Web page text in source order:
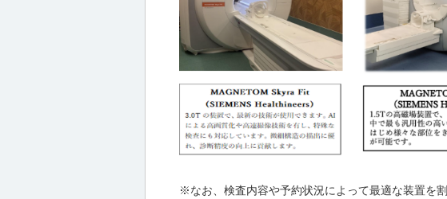
※なお、検査内容や予約状況によって最適な装置を